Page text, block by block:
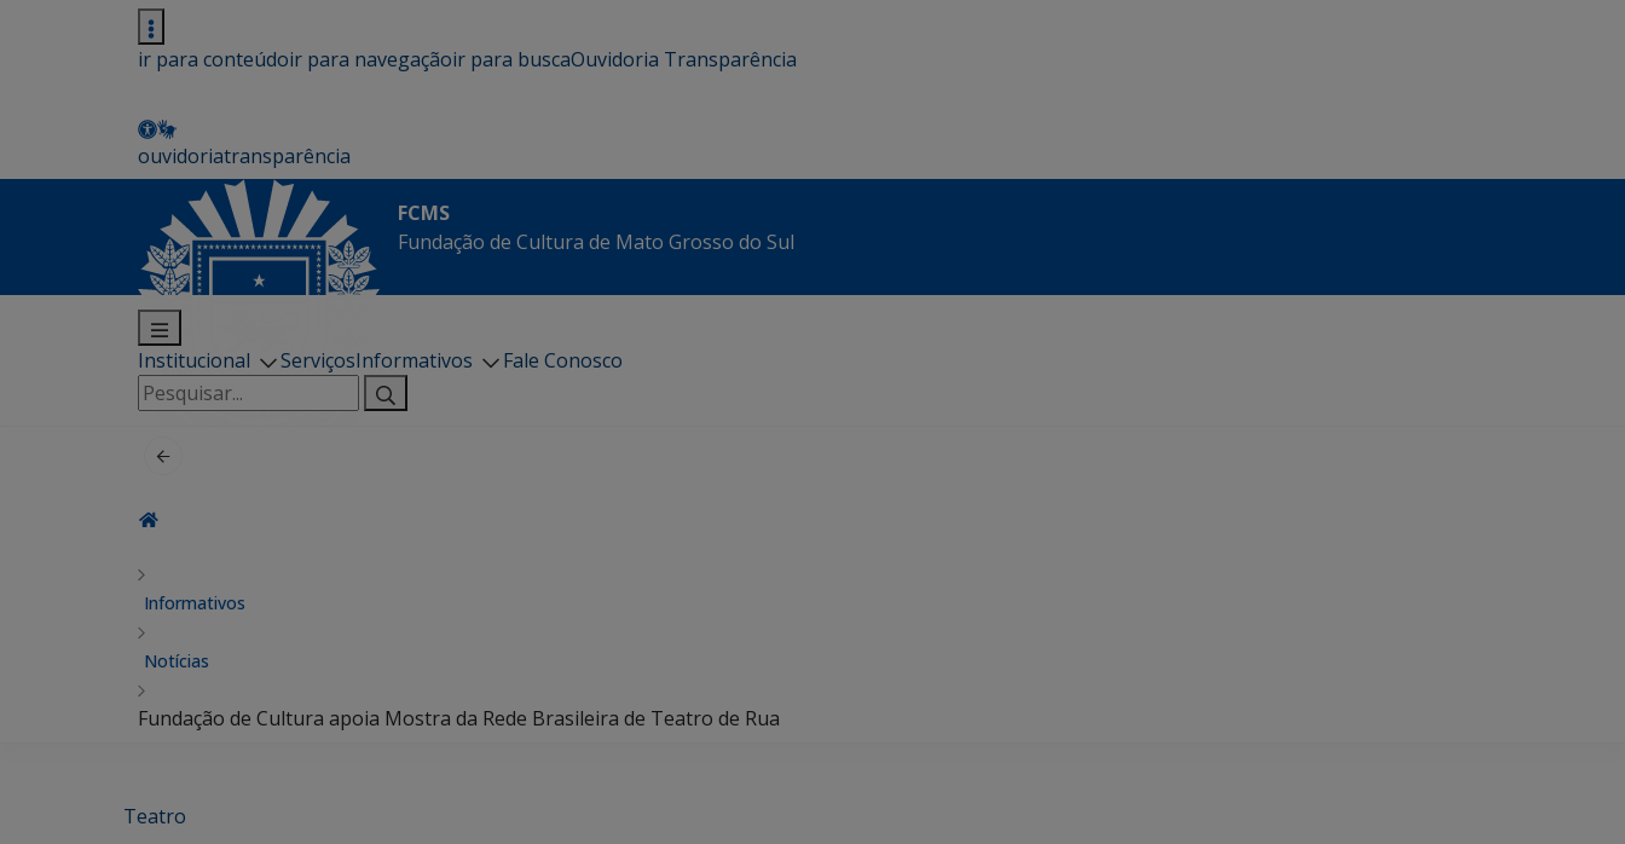
ir para conteúdoir para navegaçãoir para buscaOuvidoria Transparência
ouvidoriatransparência
FCMS
Fundação de Cultura de Mato Grosso do Sul
Institucional ServiçosInformativos
Fale Conosco
Pesquisar
por:
Informativos
Notícias
Fundação de Cultura apoia Mostra da Rede Brasileira de Teatro de Rua
Teatro